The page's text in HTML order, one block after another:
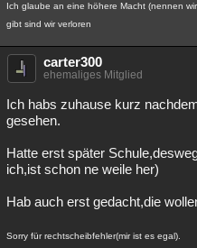
Ich glaube an eine höhere Macht (nennen
gibt sind wir verloren
carter300
ehemaliges Mitglied
Ich habs zuhause kurz
gesehen.
Hatte erst später
ich,ist schon ne weile her)
Hab auch erst gedacht,die
Sorry für rechtscheibfehler(mir ist es egal).